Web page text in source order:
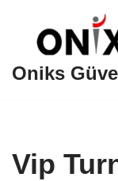
İçeriğe
Oniks
Vip